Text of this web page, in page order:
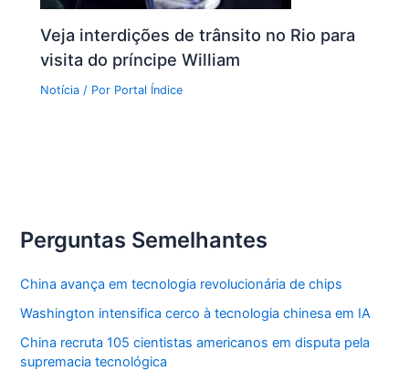
Veja interdições de trânsito no Rio para
visita do príncipe William
Notícia / Por Portal Índice
Perguntas Semelhantes
China avança em tecnologia revolucionária de chips
Washington intensifica cerco à tecnologia chinesa em IA
China recruta 105 cientistas americanos em disputa pela
supremacia tecnológica